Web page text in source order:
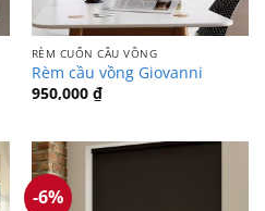
RÈM CUỐN CẦU VỒNG
Rèm cầu vồng Giovanni
950,000 ₫
-6%